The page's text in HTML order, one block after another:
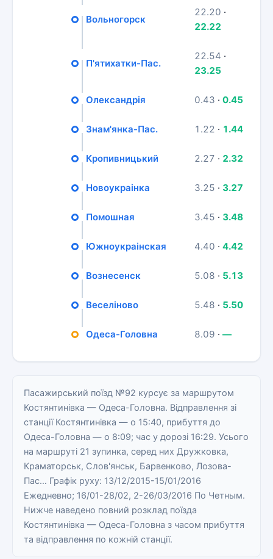
Вольногорск
22.20 ·
22.22
П'ятихатки-Пас.
22.54 ·
23.25
Олександрія 0.43 · 0.45
Знам'янка-Пас. 1.22 · 1.44
Кропивницький 2.27 · 2.32
Новоукраінка 3.25 · 3.27
Помошная 3.45 · 3.48
Южноукраінская 4.40 · 4.42
Вознесенск 5.08 · 5.13
Веселіново 5.48 · 5.50
Одеса-Головна 8.09 · —
Пасажирський поїзд №92 курсує за маршрутом
Костянтинівка — Одеса-Головна. Відправлення зі
станції Костянтинівка — о 15:40, прибуття до
Одеса-Головна — о 8:09; час у дорозі 16:29. Усього
на маршруті 21 зупинка, серед них Дружковка,
Краматорськ, Слов'янськ, Барвенково, Лозова-
Пас… Графік руху: 13/12/2015-15/01/2016
Ежедневно; 16/01-28/02, 2-26/03/2016 По Четным.
Нижче наведено повний розклад поїзда
Костянтинівка — Одеса-Головна з часом прибуття
та відправлення по кожній станції.